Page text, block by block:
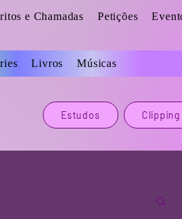
e Chamadas Petições
Livros Músicas
Estudos Clipping